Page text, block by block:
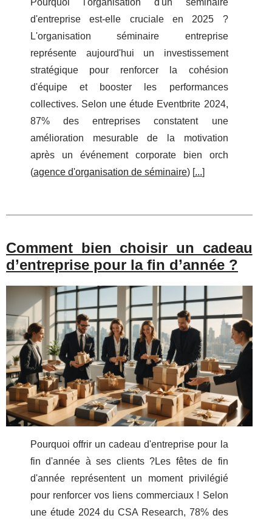
Pourquoi l'organisation d'un séminaire
d'entreprise est-elle cruciale en 2025 ?
L'organisation séminaire entreprise
représente aujourd'hui un investissement
stratégique pour renforcer la cohésion
d'équipe et booster les performances
collectives. Selon une étude Eventbrite 2024,
87% des entreprises constatent une
amélioration mesurable de la motivation
après un événement corporate bien orch
(agence d'organisation de séminaire) [...]
Comment bien choisir un cadeau
d’entreprise pour la fin d’année ?
Pourquoi offrir un cadeau d'entreprise pour la
fin d'année à ses clients ?Les fêtes de fin
d'année représentent un moment privilégié
pour renforcer vos liens commerciaux ! Selon
une étude 2024 du CSA Research, 78% des